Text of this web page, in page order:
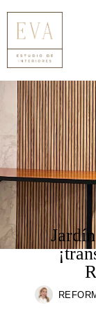
BLOG